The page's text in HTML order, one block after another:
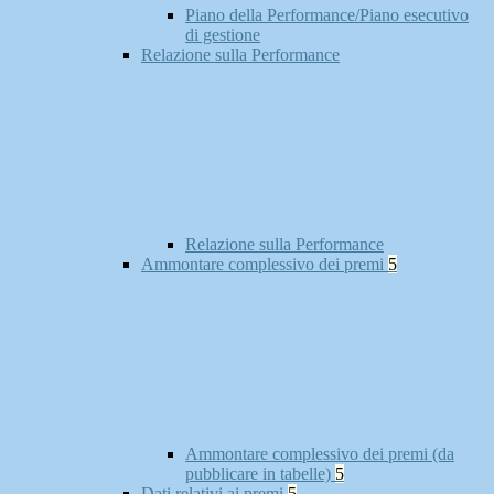
Piano della Performance/Piano esecutivo
di gestione
Relazione sulla Performance
Relazione sulla Performance
Ammontare complessivo dei premi 5
Ammontare complessivo dei premi (da
pubblicare in tabelle) 5